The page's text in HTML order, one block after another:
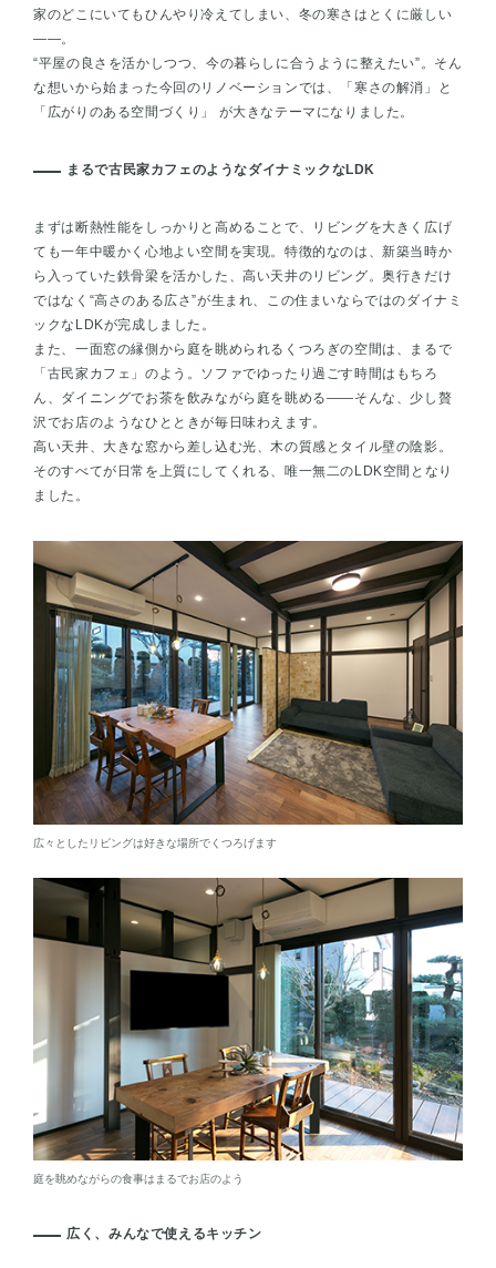
家のどこにいてもひんやり冷えてしまい、冬の寒さはとくに厳しい
——。
“平屋の良さを活かしつつ、今の暮らしに合うように整えたい”。そん
な想いから始まった今回のリノベーションでは、「寒さの解消」と
「広がりのある空間づくり」 が大きなテーマになりました。
まるで古民家カフェのようなダイナミックなLDK
まずは断熱性能をしっかりと高めることで、リビングを大きく広げ
ても一年中暖かく心地よい空間を実現。特徴的なのは、新築当時か
ら入っていた鉄骨梁を活かした、高い天井のリビング。奥行きだけ
ではなく“高さのある広さ”が生まれ、この住まいならではのダイナミ
ックなLDKが完成しました。
また、一面窓の縁側から庭を眺められるくつろぎの空間は、まるで
「古民家カフェ」のよう。ソファでゆったり過ごす時間はもちろ
ん、ダイニングでお茶を飲みながら庭を眺める——そんな、少し贅
沢でお店のようなひとときが毎日味わえます。
高い天井、大きな窓から差し込む光、木の質感とタイル壁の陰影。
そのすべてが日常を上質にしてくれる、唯一無二のLDK空間となり
ました。
広々としたリビングは好きな場所でくつろげます
庭を眺めながらの食事はまるでお店のよう
広く、みんなで使えるキッチン